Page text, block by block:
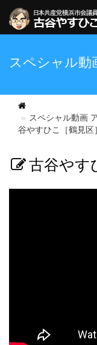
古谷や
スペシャル動
スペシャル動画
谷やすひこ［鶴見区］
古谷やす